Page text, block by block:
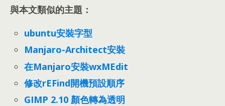
與本文類似的主題：
ubuntu安裝字型
Manjaro-Architect安裝
在Manjaro安裝wxMEdit
修改rEFind開機預設順序
GIMP 2.10 顏色轉為透明